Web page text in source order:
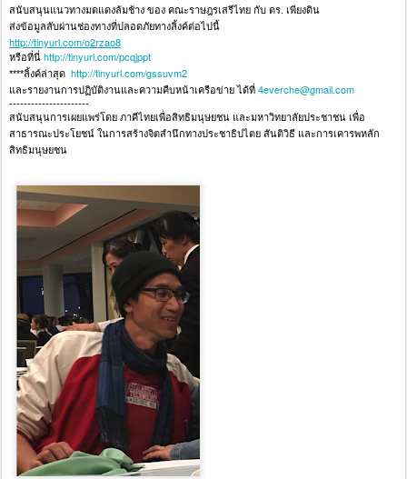
สนับสนุนแนวทางมดแดงล้มช้าง ของ คณะราษฎรเสรีไทย กับ ดร. เพียงดิน
ส่งข้อมูลลับผ่านช่องทางที่ปลอดภัยทางลิ้งค์ต่อไปนี้
http://tinyurl.com/o2rzao8
หรือที่นี่ http://tinyurl.com/pcqjppt
****ลิ้งค์ล่าสุด http://tinyurl.com/gssuvm2
และรายงานการปฏิบัติงานและความคืบหน้าเครือข่าย ได้ที่ 4everche@gmail.com
----------------------
สนับสนุนการเผยแพร่โดย ภาคีไทยเพื่อสิทธิมนุษยชน และมหาวิทยาลัยประชาชน เพื่อ
สาธารณะประโยชน์ ในการสร้างจิตสำนึกทางประชาธิปไตย สันติวิธี และการเคารพหลัก
สิทธิมนุษยชน